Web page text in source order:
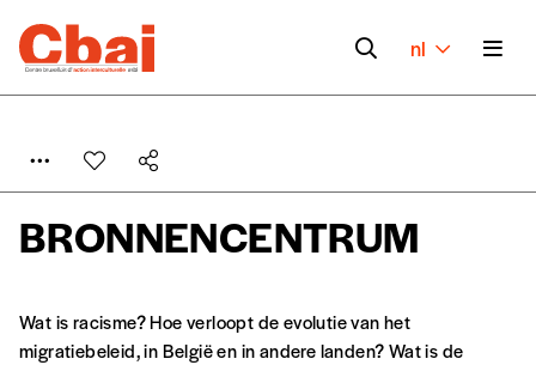
nl
BRONNENCENTRUM
Wat is racisme? Hoe verloopt de evolutie van het
migratiebeleid, in België en in andere landen? Wat is de